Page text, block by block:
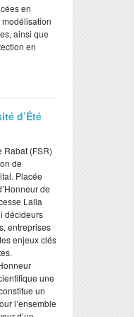
en
ainsi que
en
d’Été
Rabat (FSR)
de
Placée
de
Lalla
décideurs
entreprises
enjeux clés
une
un
l’ensemble